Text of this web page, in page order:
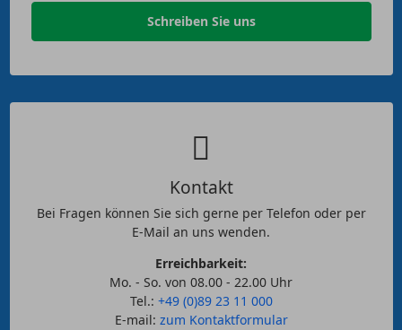
Schreiben Sie uns
Kontakt
Bei Fragen können Sie sich gerne per Telefon oder per
E-Mail an uns wenden.
Erreichbarkeit:
Mo. - So. von 08.00 - 22.00 Uhr
Tel.: +49 (0)89 23 11 000
E-mail: zum Kontaktformular